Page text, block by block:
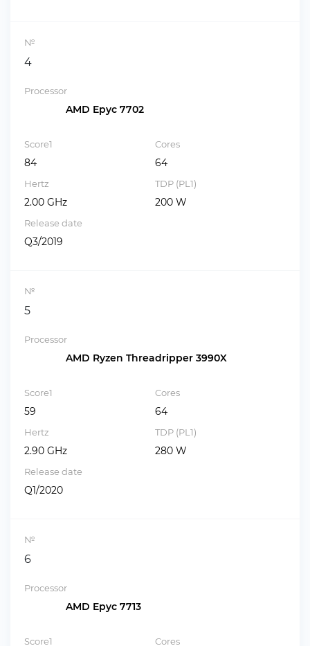
№
4
Processor
AMD Epyc 7702
Score1
84
Cores
64
Hertz
2.00 GHz
TDP (PL1)
200 W
Release date
Q3/2019
№
5
Processor
AMD Ryzen Threadripper 3990X
Score1
59
Cores
64
Hertz
2.90 GHz
TDP (PL1)
280 W
Release date
Q1/2020
№
6
Processor
AMD Epyc 7713
Score1 Cores